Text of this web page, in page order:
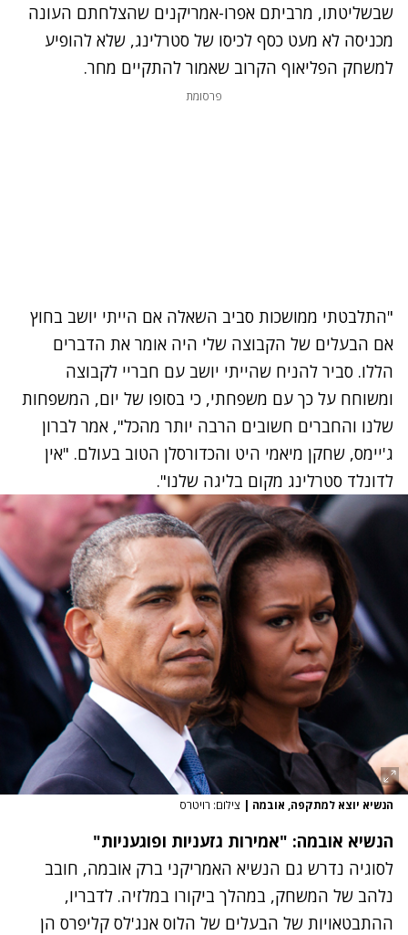
שבשליטתו, מרביתם אפרו-אמריקנים שהצלחתם העונה
מכניסה לא מעט כסף לכיסו של סטרלינג, שלא להופיע
למשחק הפליאוף הקרוב שאמור להתקיים מחר.
פרסומת
"התלבטתי ממושכות סביב השאלה אם הייתי יושב בחוץ
אם הבעלים של הקבוצה שלי היה אומר את הדברים
הללו. סביר להניח שהייתי יושב עם חבריי לקבוצה
ומשוחח על כך עם משפחתי, כי בסופו של יום, המשפחות
שלנו והחברים חשובים הרבה יותר מהכל", אמר לברון
ג'יימס, שחקן מיאמי היט והכדורסלן הטוב בעולם. "אין
לדונלד סטרלינג מקום בליגה שלנו".
הנשיא יוצא למתקפה, אובמה | צילום: רויטרס
הנשיא אובמה: "אמירות גזעניות ופוגעניות"
לסוגיה נדרש גם הנשיא האמריקני ברק אובמה, חובב
נלהב של המשחק, במהלך ביקורו במלזיה. לדבריו,
ההתבטאויות של הבעלים של הלוס אנג'לס קליפרס הן